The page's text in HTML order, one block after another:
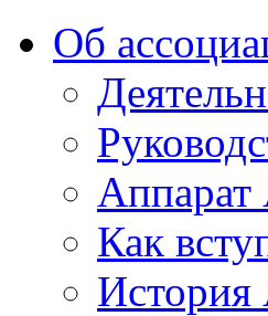
Об
Аппарат
Как
История